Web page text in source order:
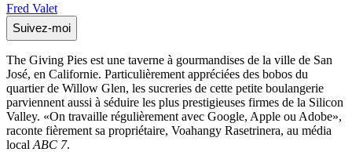
Fred Valet
Suivez-moi
The Giving Pies est une taverne à gourmandises de la ville de San
José, en Californie. Particulièrement appréciées des bobos du
quartier de Willow Glen, les sucreries de cette petite boulangerie
parviennent aussi à séduire les plus prestigieuses firmes de la Silicon
Valley. «On travaille régulièrement avec Google, Apple ou Adobe»,
raconte fièrement sa propriétaire, Voahangy Rasetrinera, au média
local ABC 7.